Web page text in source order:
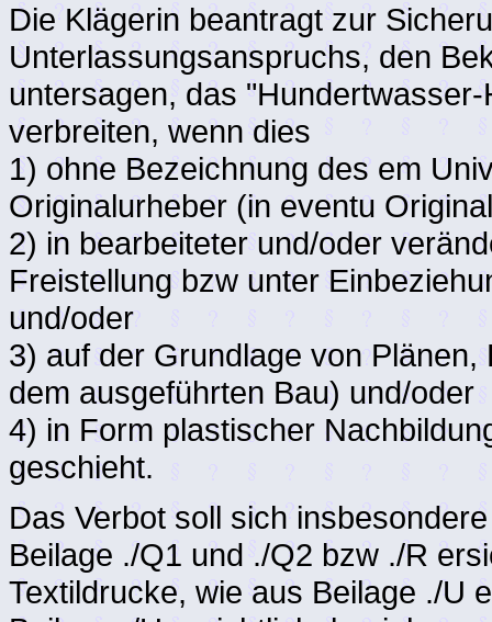
Die Klägerin beantragt zur
Unterlassungsanspruchs, den
untersagen, das
verbreiten, wenn dies
1) ohne Bezeichnung des em
Originalurheber (in eventu
2) in bearbeiteter und/oder
Freistellung bzw unter
und/oder
3) auf der Grundlage von
dem ausgeführten Bau) und/oder
4) in Form plastischer
geschieht.
Das Verbot soll sich
Beilage ./Q1 und ./Q2 bzw ./R
Textildrucke, wie aus Beilage ./U